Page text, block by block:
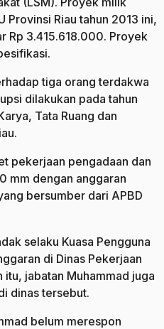
Provinsi Riau tahun 2013 ini,
Rp 3.415.618.000. Proyek
tiga orang terdakwa
dilakukan pada tahun
Tata Ruang dan
pekerjaan pengadaan dan
mm dengan anggaran
bersumber dari APBD
selaku Kuasa Pengguna
di Dinas Pekerjaan
itu, jabatan Muhammad juga
dinas tersebut.
belum merespon